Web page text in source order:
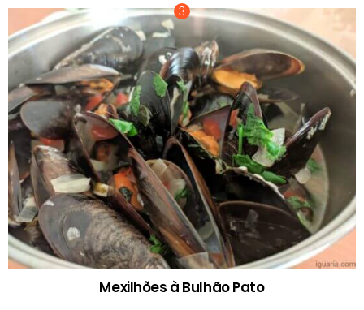
Mexilhões à Bulhão Pato